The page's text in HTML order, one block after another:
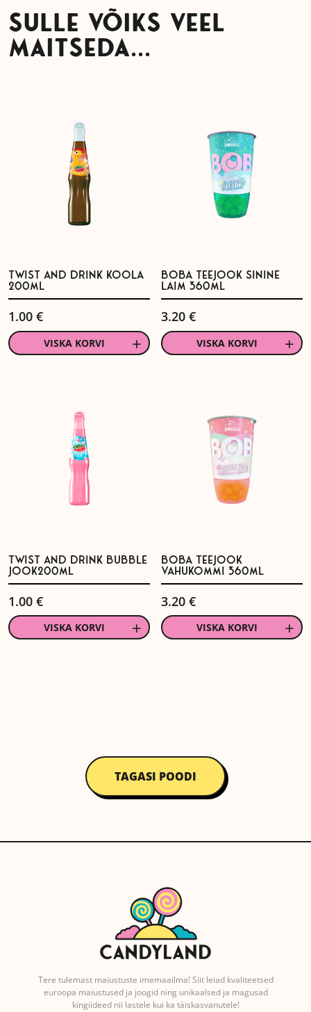
SULLE VÕIKS VEEL
MAITSEDA...
TWIST AND DRINK KOOLA
200ML
1.00 €
VISKA KORVI
BOBA TEEJOOK SININE
LAIM 360ML
3.20€
VISKA KORVI
TWIST AND DRINK BUBBLE
JOOK200ML
1.00 €
VISKA KORVI
BOBA TEEJOOK
VAHUKOMMI 360ML
3.20€
VISKA KORVI
TAGASI POODI
Tere tulemast maiustuste imemaailma! Siit leiad kvaliteetsed
euroopa maiustused ja joogid ning unikaalsed ja magusad
kingiideed nii lastele kui ka täiskasvanutele!